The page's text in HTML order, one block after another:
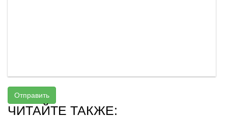
Отправить
ЧИТАЙТЕ ТАКЖЕ: